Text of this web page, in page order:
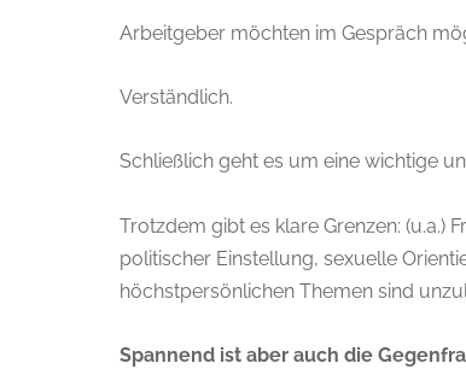
Arbeitgeber möchten im Gespräch
Verständlich.
Schließlich geht es um eine wichtige
Trotzdem gibt es klare Grenzen: (u.a.)
politischer Einstellung, sexuelle
höchstpersönlichen Themen sind
Spannend ist aber auch die